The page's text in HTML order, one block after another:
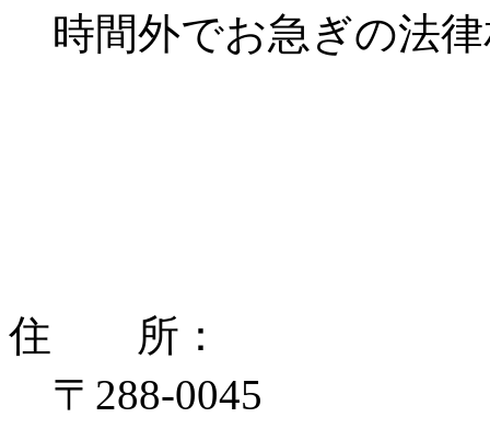
時間外でお急ぎの法
住 所：
〒288-0045